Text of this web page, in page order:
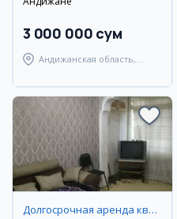
3 000 000 сум
Андижанская область,
Долгосрочная аренда квартир